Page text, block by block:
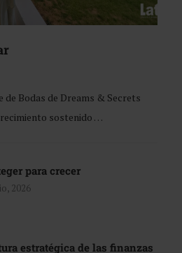
de Bodas de Dreams & Secrets
sostenido …
para crecer
2026
estratégica de las finanzas